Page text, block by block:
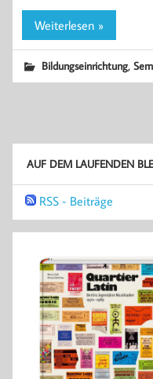
Weiterlesen »
Bildungseinrichtung,
AUF DEM LAUFENDEN
RSS - Beiträge